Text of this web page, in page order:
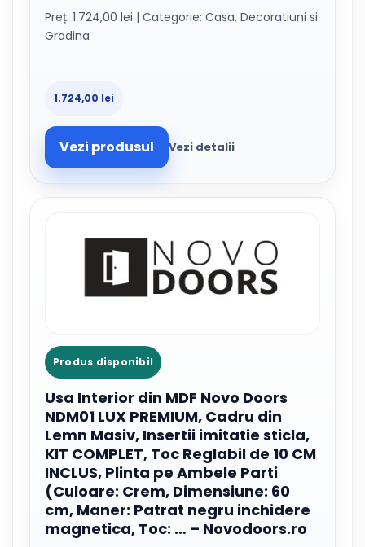
Preț: 1.724,00 lei | Categorie: Casa, Decoratiuni si
Gradina
1.724,00 lei
Vezi produsul Vezi detalii
Produs disponibil
Usa Interior din MDF Novo Doors
NDM01 LUX PREMIUM, Cadru din
Lemn Masiv, Insertii imitatie sticla,
KIT COMPLET, Toc Reglabil de 10 CM
INCLUS, Plinta pe Ambele Parti
(Culoare: Crem, Dimensiune: 60
cm, Maner: Patrat negru inchidere
magnetica, Toc: … – Novodoors.ro